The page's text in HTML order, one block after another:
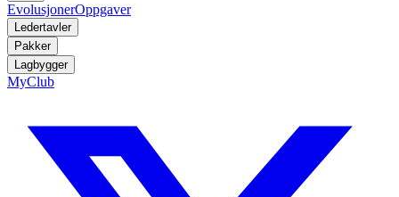
EvolusjonerOppgaver
Ledertavler
Pakker
Lagbygger
MyClub